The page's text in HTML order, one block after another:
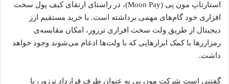
استارتاپ مون پی (Moon Pay)، در راستای ارتقای کیف پول سخت
افزاری خود گام‌های مهمی برداشته است. با خرید مستقیم ارز
دیجیتال از طریق ولت سخت افزاری ترزور، امکان مقایسه‌ی
رمزارزها با کمک ابزارهایی که با ولت‌ها ادغام می‌شوند وجود خواهد
داشت.
گفتنی است شرکت مون پی به عنوان طرف قرارداد ترزور، با